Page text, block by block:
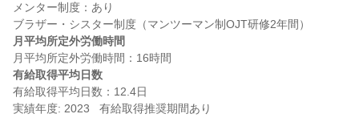
メンター制度：あり
月平均所定外労働時間
有給取得平均日数
有給取得平均日数：12.4日